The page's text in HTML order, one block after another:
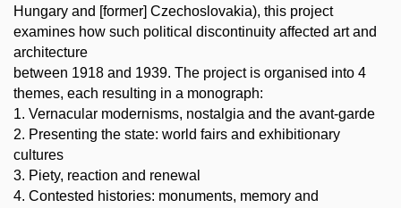
Hungary and [former] Czechoslovakia), this project
examines how such political discontinuity affected art and
architecture
between 1918 and 1939. The project is organised into 4
themes, each resulting in a monograph:
1. Vernacular modernisms, nostalgia and the avant-garde
2. Presenting the state: world fairs and exhibitionary
cultures
3. Piety, reaction and renewal
4. Contested histories: monuments, memory and